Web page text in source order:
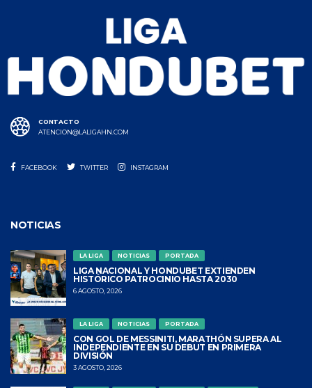
CONTACTO
ATENCION@LALIGAHN.COM
FACEBOOK TWITTER INSTAGRAM
NOTICIAS
LA LIGA NOTICIAS PORTADA
LIGA NACIONAL Y HONDUBET EXTIENDEN
HISTÓRICO PATROCINIO HASTA 2030
6 AGOSTO, 2026
LA LIGA NOTICIAS PORTADA
CON GOL DE MESSINITI, MARATHÓN SUPERA AL
INDEPENDIENTE EN SU DEBUT EN PRIMERA
DIVISIÓN
3 AGOSTO, 2026